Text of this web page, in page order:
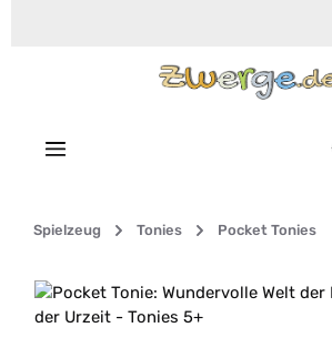
Spielzeug Tonies Pocket Tonies
Bildergalerie überspringen